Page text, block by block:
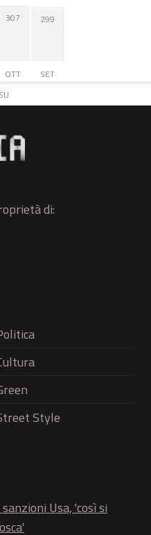
307
OTT
299
SET
di:
Style
Usa, 'così si